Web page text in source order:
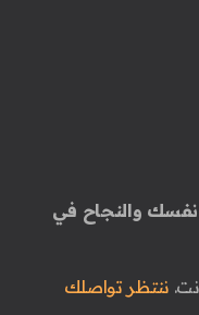
نفسك والنجاح في
ننتظر تواصلك